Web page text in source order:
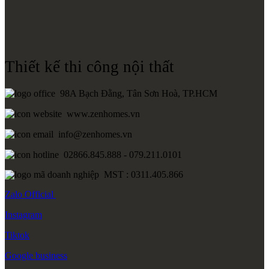
Thiết kế thi công nội thất
98A Bạch Đằng, Tân Sơn Hoà, TP.HCM
www.zenhomes.vn
info@zenhomes.vn
02866.845.888 - 079.211.0101
MST : 0311.405.866
Zalo Official
Instagram
Tiktok
Google business